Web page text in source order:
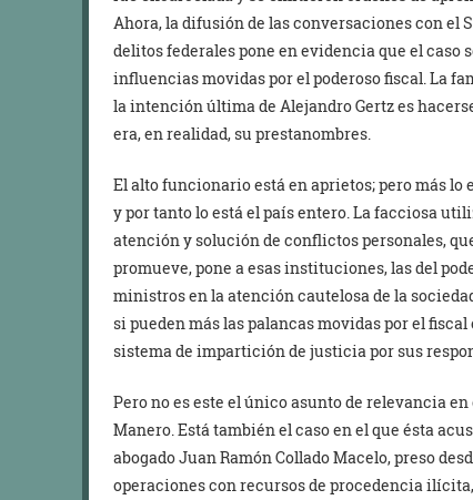
Ahora, la difusión de las conversaciones con el
delitos federales pone en evidencia que el caso
influencias movidas por el poderoso fiscal. La
la intención última de Alejandro Gertz es
era, en realidad, su prestanombres.
El alto funcionario está en aprietos; pero más
y por tanto lo está el país entero. La facciosa
atención y solución de conflictos personales,
promueve, pone a esas instituciones, las del
ministros en la atención cautelosa de la
si pueden más las palancas movidas por el
sistema de impartición de justicia por sus
Pero no es este el único asunto de relevancia
Manero. Está también el caso en el que ésta
abogado Juan Ramón Collado Macelo, preso
operaciones con recursos de procedencia